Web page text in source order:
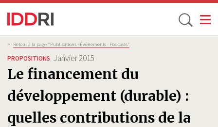
Aller
au
contenu
principal
Toggle
Fil
d'Ariane
> Retour à la page "Publications - Évènements - Podcasts”
PROPOSITIONS Janvier 2015
Le financement du
développement (durable) :
quelles contributions de la